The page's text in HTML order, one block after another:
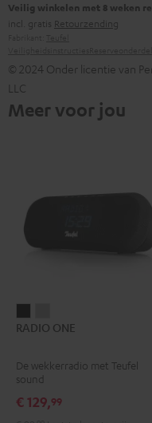
Veilig winkelen met 8 weken
incl. gratis Retourzending
© 2024 Onder licentie van
LLC
Meer voor jou
ONE ONE
gray
RADIO ONE
De wekkerradio met Teufel
sound
€ 129,99